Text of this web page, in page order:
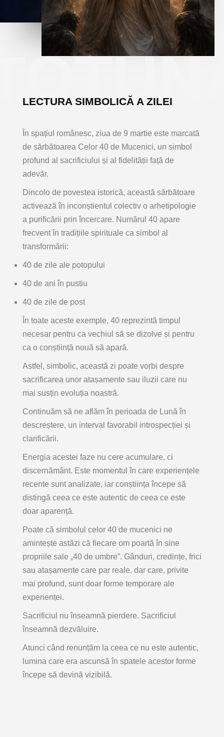
LECTURA SIMBOLICĂ A ZILEI
În spațiul românesc, ziua de 9 martie este marcată
de sărbătoarea Celor 40 de Mucenici, un simbol
profund al sacrificiului și al fidelității față de
adevăr.
Dincolo de povestea istorică, această sărbătoare
activează în inconștientul colectiv o arhetipologie
a purificării prin încercare. Numărul 40 apare
frecvent în tradițiile spirituale ca simbol al
transformării:
40 de zile ale potopului
40 de ani în pustiu
40 de zile de post
În toate aceste exemple, 40 reprezintă timpul
necesar pentru ca vechiul să se dizolve și pentru
ca o conștiință nouă să apară.
Astfel, simbolic, această zi poate vorbi despre
sacrificarea unor atașamente sau iluzii care nu
mai susțin evoluția noastră.
Continuăm să ne aflăm în perioada de Lună în
descreștere, un interval favorabil introspecției și
clarificării.
Energia acestei faze nu cere acumulare, ci
discernământ. Este momentul în care experiențele
recente sunt analizate, iar conștiința începe să
distingă ceea ce este autentic de ceea ce este
doar aparență.
Poate că simbolul celor 40 de mucenici ne
amintește astăzi că fiecare om poartă în sine
propriile sale „40 de umbre”. Gânduri, credințe, frici
sau atașamente care par reale, dar care, privite
mai profund, sunt doar forme temporare ale
experienței.
Sacrificiul nu înseamnă pierdere. Sacrificiul
înseamnă dezvăluire.
Atunci când renunțăm la ceea ce nu este autentic,
lumina care era ascunsă în spatele acestor forme
începe să devină vizibilă.